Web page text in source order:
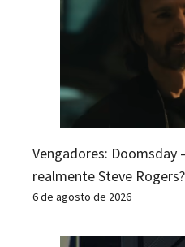
Vengadores: Doomsday
realmente Steve Rogers?
6 de agosto de 2026